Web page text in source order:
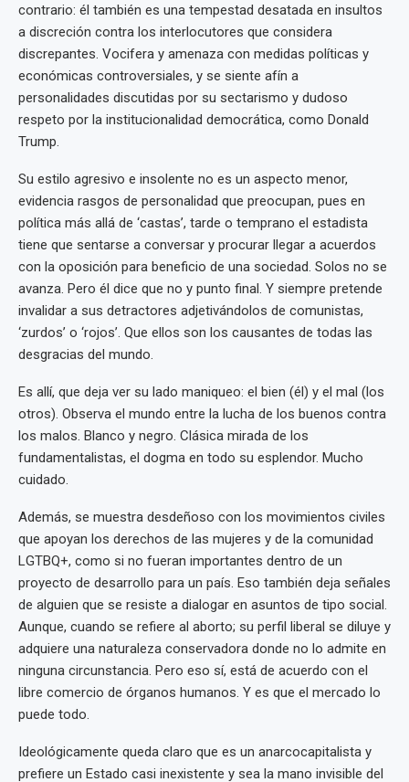
contrario: él también es una tempestad desatada en insultos
a discreción contra los interlocutores que considera
discrepantes. Vocifera y amenaza con medidas políticas y
económicas controversiales, y se siente afín a
personalidades discutidas por su sectarismo y dudoso
respeto por la institucionalidad democrática, como Donald
Trump.
Su estilo agresivo e insolente no es un aspecto menor,
evidencia rasgos de personalidad que preocupan, pues en
política más allá de ‘castas’, tarde o temprano el estadista
tiene que sentarse a conversar y procurar llegar a acuerdos
con la oposición para beneficio de una sociedad. Solos no se
avanza. Pero él dice que no y punto final. Y siempre pretende
invalidar a sus detractores adjetivándolos de comunistas,
‘zurdos’ o ‘rojos’. Que ellos son los causantes de todas las
desgracias del mundo.
Es allí, que deja ver su lado maniqueo: el bien (él) y el mal (los
otros). Observa el mundo entre la lucha de los buenos contra
los malos. Blanco y negro. Clásica mirada de los
fundamentalistas, el dogma en todo su esplendor. Mucho
cuidado.
Además, se muestra desdeñoso con los movimientos civiles
que apoyan los derechos de las mujeres y de la comunidad
LGTBQ+, como si no fueran importantes dentro de un
proyecto de desarrollo para un país. Eso también deja señales
de alguien que se resiste a dialogar en asuntos de tipo social.
Aunque, cuando se refiere al aborto; su perfil liberal se diluye y
adquiere una naturaleza conservadora donde no lo admite en
ninguna circunstancia. Pero eso sí, está de acuerdo con el
libre comercio de órganos humanos. Y es que el mercado lo
puede todo.
Ideológicamente queda claro que es un anarcocapitalista y
prefiere un Estado casi inexistente y sea la mano invisible del